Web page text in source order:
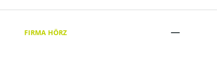
FIRMA HÖRZ